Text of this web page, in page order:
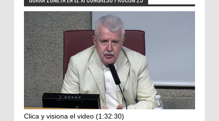
Clica y visiona el video (1:32:30)